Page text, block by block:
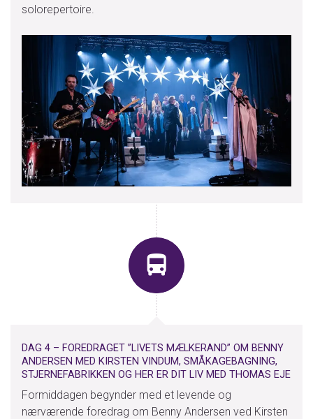
solorepertoire.
DAG 4 – FOREDRAGET ”LIVETS MÆLKERAND” OM BENNY
ANDERSEN MED KIRSTEN VINDUM, SMÅKAGEBAGNING,
STJERNEFABRIKKEN OG HER ER DIT LIV MED THOMAS EJE
Formiddagen begynder med et levende og
nærværende foredrag om Benny Andersen ved Kirsten